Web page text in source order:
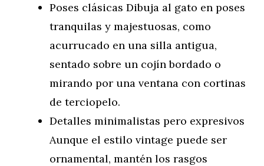
Poses clásicas Dibuja al gato en poses
tranquilas y majestuosas, como
acurrucado en una silla antigua,
sentado sobre un cojín bordado o
mirando por una ventana con cortinas
de terciopelo.
Detalles minimalistas pero expresivos
Aunque el estilo vintage puede ser
ornamental, mantén los rasgos